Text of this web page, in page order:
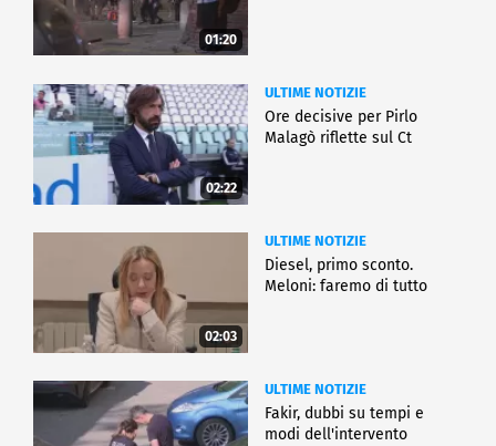
01:20
02:22
ULTIME NOTIZIE
Ore decisive per Pirlo
Malagò riflette sul Ct
02:03
ULTIME NOTIZIE
Diesel, primo sconto.
Meloni: faremo di tutto
ULTIME NOTIZIE
Fakir, dubbi su tempi e
modi dell'intervento